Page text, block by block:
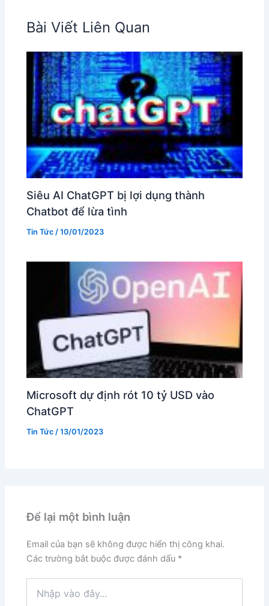
Bài Viết Liên Quan
Siêu AI ChatGPT bị lợi dụng thành
Chatbot để lừa tình
Tin Tức /10/01/2023
Microsoft dự định rót 10 tỷ USD vào
ChatGPT
Tin Tức /13/01/2023
Để lại một bình luận
Email của bạn sẽ không được hiển thị công khai.
Các trường bắt buộc được đánh dấu *
vào